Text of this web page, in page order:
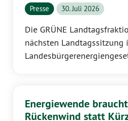
Presse 30. Juli 2026
Die GRÜNE
nächsten Landtagssitzung
profitieren. Dazu erklärt
Energiewende braucht
Rückenwind statt